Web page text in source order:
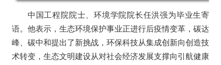
中国工程院院士、环境学院院长任洪强为毕业生寄
语。他表示，生态环境保护事业正进行后疫情变革，碳达
峰、碳中和提出了新挑战，环保科技从集成创新向创造技
术转变，生态文明建设从对社会经济发展支撑向引航健康